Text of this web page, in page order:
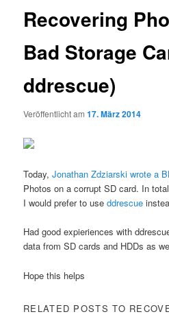
Recovering
Bad Storage
ddrescue)
Veröffentlicht am17. März 2014
Today,Jonathan Zdziarski wrote a
Photos on a corrupt SD card. In
I would prefer to useddrescue
Had good expieriences with
data from SD cards and HDDs as
Hope this helps
RELATED POSTS TO